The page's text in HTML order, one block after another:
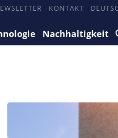
KONTAKT
Nachhaltigkeit